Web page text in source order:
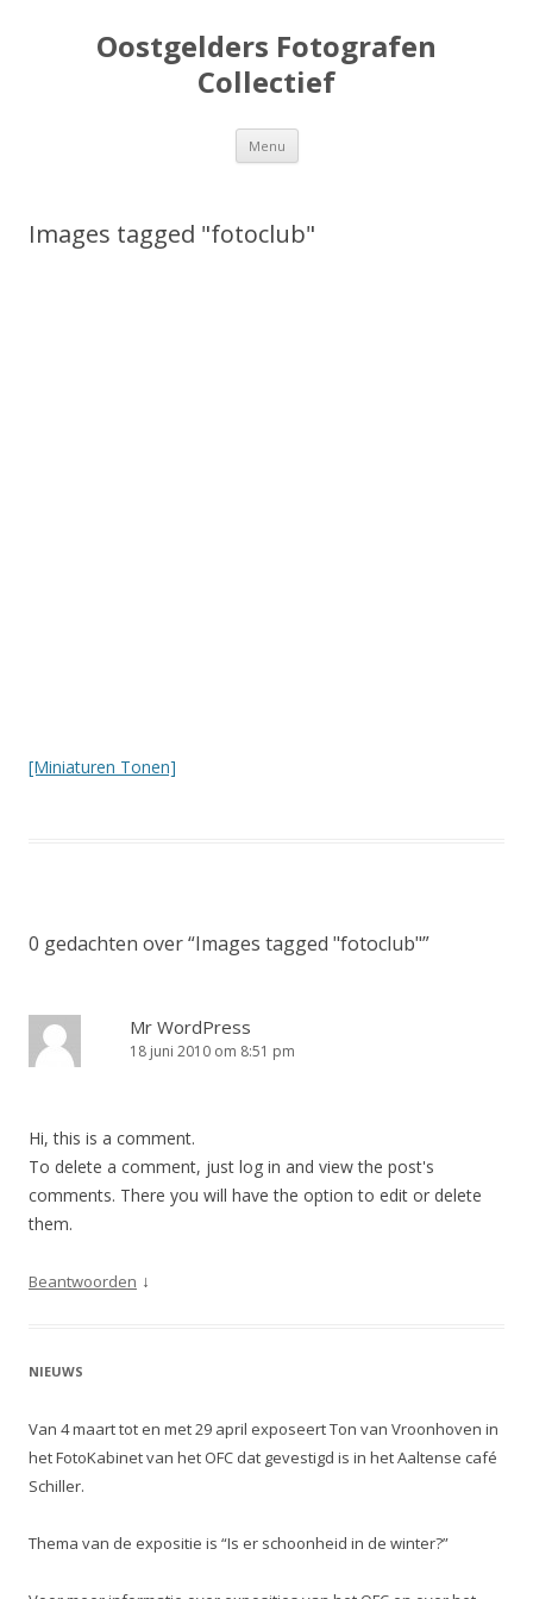
Oostgelders Fotografen
Collectief
Menu Spring
inhoud
Images tagged "fotoclub"
[Miniaturen Tonen]
0 gedachten over “Images tagged "fotoclub"”
Mr WordPress
18 juni 2010 om 8:51 pm
Hi, this is a comment.
To delete a comment, just log in and view the post's
comments. There you will have the option to edit or delete
them.
Beantwoorden ↓
NIEUWS
Van 4 maart tot en met 29 april exposeert Ton van Vroonhoven in
het FotoKabinet van het OFC dat gevestigd is in het Aaltense café
Schiller.
Thema van de expositie is “Is er schoonheid in de winter?”